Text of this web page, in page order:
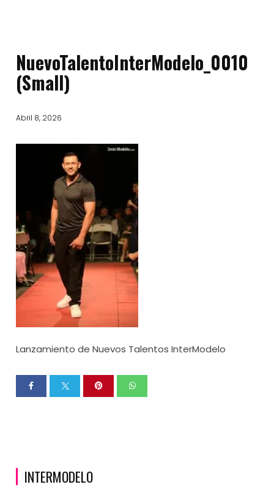
NuevoTalentoInterModelo_0010
(Small)
Abril 8, 2026
Lanzamiento de Nuevos Talentos InterModelo
INTERMODELO